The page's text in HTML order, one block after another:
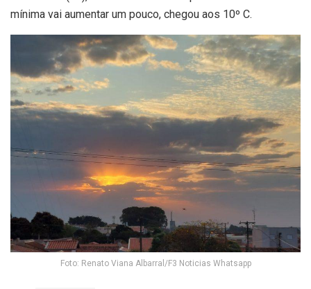
mínima vai aumentar um pouco, chegou aos 10º C.
Foto: Renato Viana Albarral/F3 Noticias Whatsapp